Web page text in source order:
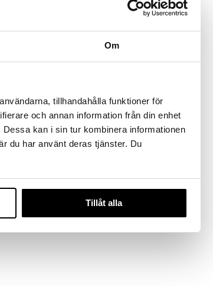
Om
tillhandahålla funktioner för
och annan information från din enhet
kan i sin tur kombinera informationen
du har använt deras tjänster. Du
Tillåt alla
ROSENSERIEN
359 kr